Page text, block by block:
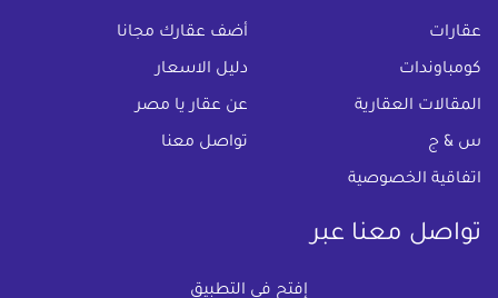
إفتح في التطبيق
عقارات أضف عقارك مجانا
كومباوندات دليل الاسعار
المقالات العقارية عن عقار يا مصر
س & ج تواصل معنا
اتفاقية الخصوصية
تواصل معنا عبر